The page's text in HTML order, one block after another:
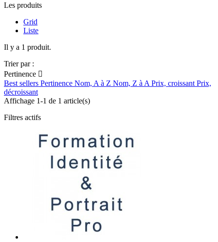
Les produits
Grid
Liste
Il y a 1 produit.
Trier par :
Pertinence 
Best sellers Pertinence Nom, A à Z Nom, Z à A Prix, croissant Prix,
décroissant
Affichage 1-1 de 1 article(s)
Filtres actifs